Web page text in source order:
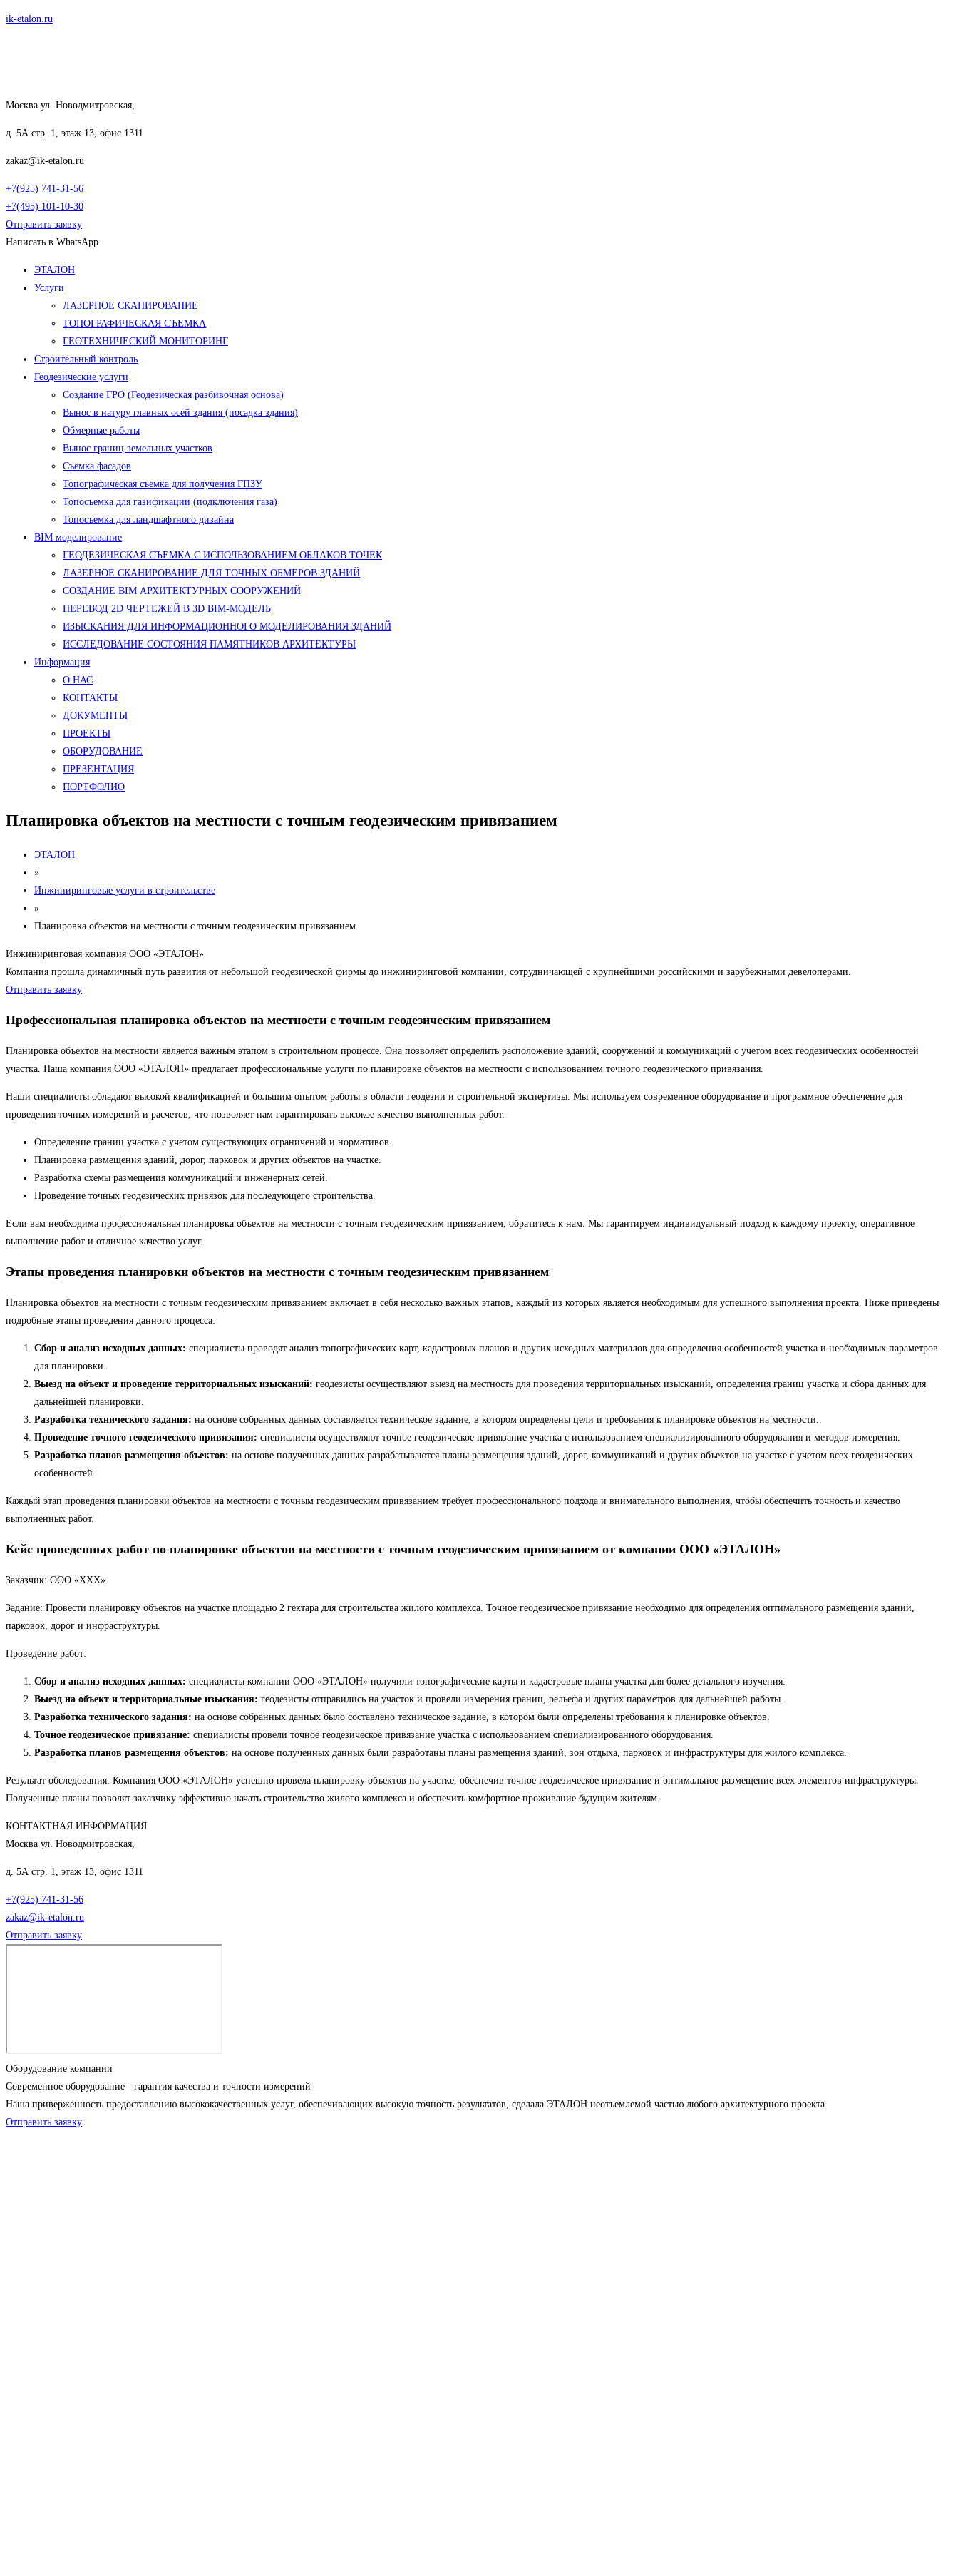
Перейти
ik-etalon.ru
Москва ул. Новодмитровская,
д. 5А стр. 1, этаж 13, офис 1311
zakaz@ik-etalon.ru
+7(925) 741-31-56
+7(495) 101-10-30
Отправить заявку
Написать в WhatsApp
Меню
ЭТАЛОН
Услуги
ЛАЗЕРНОЕ СКАНИРОВАНИЕ
ТОПОГРАФИЧЕСКАЯ СЪЕМКА
ГЕОТЕХНИЧЕСКИЙ МОНИТОРИНГ
Строительный контроль
Геодезические услуги
Создание ГРО (Геодезическая разбивочная основа)
Вынос в натуру главных осей здания (посадка здания)
Обмерные работы
Вынос границ земельных участков
Съемка фасадов
Топографическая съемка для получения ГПЗУ
Топосъемка для газификации (подключения газа)
Топосъемка для ландшафтного дизайна
BIM моделирование
ГЕОДЕЗИЧЕСКАЯ СЪЕМКА С ИСПОЛЬЗОВАНИЕМ ОБЛАКОВ ТОЧЕК
ЛАЗЕРНОЕ СКАНИРОВАНИЕ ДЛЯ ТОЧНЫХ ОБМЕРОВ ЗДАНИЙ
СОЗДАНИЕ BIM АРХИТЕКТУРНЫХ СООРУЖЕНИЙ
ПЕРЕВОД 2D ЧЕРТЕЖЕЙ В 3D BIM-МОДЕЛЬ
ИЗЫСКАНИЯ ДЛЯ ИНФОРМАЦИОННОГО МОДЕЛИРОВАНИЯ ЗДАНИЙ
ИССЛЕДОВАНИЕ СОСТОЯНИЯ ПАМЯТНИКОВ АРХИТЕКТУРЫ
Информация
О НАС
КОНТАКТЫ
ДОКУМЕНТЫ
ПРОЕКТЫ
ОБОРУДОВАНИЕ
ПРЕЗЕНТАЦИЯ
ПОРТФОЛИО
Планировка объектов на местности с точным геодезическим привязанием
ЭТАЛОН
»
Инжиниринговые услуги в строительстве
»
Планировка объектов на местности с точным геодезическим привязанием
Инжиниринговая компания ООО «ЭТАЛОН»
Компания прошла динамичный путь развития от небольшой геодезической фирмы до инжиниринговой компании, сотрудничающей с крупнейшими российскими и зарубежными девелоперами.
Отправить заявку
Профессиональная планировка объектов на местности с точным геодезическим привязанием
Планировка объектов на местности является важным этапом в строительном процессе. Она позволяет определить расположение зданий, сооружений и коммуникаций с учетом всех геодезических особенностей
участка. Наша компания ООО «ЭТАЛОН» предлагает профессиональные услуги по планировке объектов на местности с использованием точного геодезического привязания.
Наши специалисты обладают высокой квалификацией и большим опытом работы в области геодезии и строительной экспертизы. Мы используем современное оборудование и программное обеспечение для
проведения точных измерений и расчетов, что позволяет нам гарантировать высокое качество выполненных работ.
Определение границ участка с учетом существующих ограничений и нормативов.
Планировка размещения зданий, дорог, парковок и других объектов на участке.
Разработка схемы размещения коммуникаций и инженерных сетей.
Проведение точных геодезических привязок для последующего строительства.
Если вам необходима профессиональная планировка объектов на местности с точным геодезическим привязанием, обратитесь к нам. Мы гарантируем индивидуальный подход к каждому проекту, оперативное
выполнение работ и отличное качество услуг.
Этапы проведения планировки объектов на местности с точным геодезическим привязанием
Планировка объектов на местности с точным геодезическим привязанием включает в себя несколько важных этапов, каждый из которых является необходимым для успешного выполнения проекта. Ниже приведены
подробные этапы проведения данного процесса:
Сбор и анализ исходных данных: специалисты проводят анализ топографических карт, кадастровых планов и других исходных материалов для определения особенностей участка и необходимых параметров
для планировки.
Выезд на объект и проведение территориальных изысканий: геодезисты осуществляют выезд на местность для проведения территориальных изысканий, определения границ участка и сбора данных для
дальнейшей планировки.
Разработка технического задания: на основе собранных данных составляется техническое задание, в котором определены цели и требования к планировке объектов на местности.
Проведение точного геодезического привязания: специалисты осуществляют точное геодезическое привязание участка с использованием специализированного оборудования и методов измерения.
Разработка планов размещения объектов: на основе полученных данных разрабатываются планы размещения зданий, дорог, коммуникаций и других объектов на участке с учетом всех геодезических
особенностей.
Каждый этап проведения планировки объектов на местности с точным геодезическим привязанием требует профессионального подхода и внимательного выполнения, чтобы обеспечить точность и качество
выполненных работ.
Кейс проведенных работ по планировке объектов на местности с точным геодезическим привязанием от компании ООО «ЭТАЛОН»
Заказчик: ООО «ХХХ»
Задание: Провести планировку объектов на участке площадью 2 гектара для строительства жилого комплекса. Точное геодезическое привязание необходимо для определения оптимального размещения зданий,
парковок, дорог и инфраструктуры.
Проведение работ:
Сбор и анализ исходных данных: специалисты компании ООО «ЭТАЛОН» получили топографические карты и кадастровые планы участка для более детального изучения.
Выезд на объект и территориальные изыскания: геодезисты отправились на участок и провели измерения границ, рельефа и других параметров для дальнейшей работы.
Разработка технического задания: на основе собранных данных было составлено техническое задание, в котором были определены требования к планировке объектов.
Точное геодезическое привязание: специалисты провели точное геодезическое привязание участка с использованием специализированного оборудования.
Разработка планов размещения объектов: на основе полученных данных были разработаны планы размещения зданий, зон отдыха, парковок и инфраструктуры для жилого комплекса.
Результат обследования: Компания ООО «ЭТАЛОН» успешно провела планировку объектов на участке, обеспечив точное геодезическое привязание и оптимальное размещение всех элементов инфраструктуры.
Полученные планы позволят заказчику эффективно начать строительство жилого комплекса и обеспечить комфортное проживание будущим жителям.
КОНТАКТНАЯ ИНФОРМАЦИЯ
Москва ул. Новодмитровская,
д. 5А стр. 1, этаж 13, офис 1311
+7(925) 741-31-56
zakaz@ik-etalon.ru
Отправить заявку
Оборудование компании
Современное оборудование - гарантия качества и точности измерений
Наша приверженность предоставлению высококачественных услуг, обеспечивающих высокую точность результатов, сделала ЭТАЛОН неотъемлемой частью любого архитектурного проекта.
Отправить заявку